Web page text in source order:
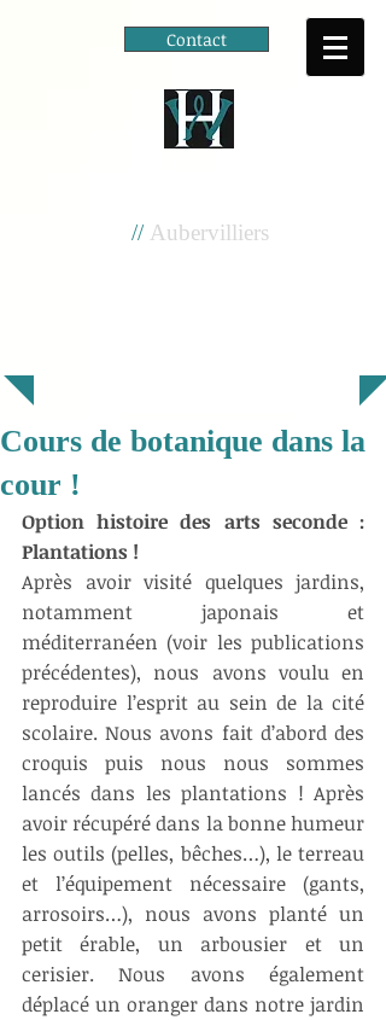
Contact
//Aubervilliers
Cours de botanique dans la
cour !
Option histoire des arts seconde :
Plantations !
Après avoir visité quelques jardins,
notamment japonais et
méditerranéen (voir les publications
précédentes), nous avons voulu en
reproduire l’esprit au sein de la cité
scolaire. Nous avons fait d’abord des
croquis puis nous nous sommes
lancés dans les plantations ! Après
avoir récupéré dans la bonne humeur
les outils (pelles, bêches…), le terreau
et l’équipement nécessaire (gants,
arrosoirs…), nous avons planté un
petit érable, un arbousier et un
cerisier. Nous avons également
déplacé un oranger dans notre jardin